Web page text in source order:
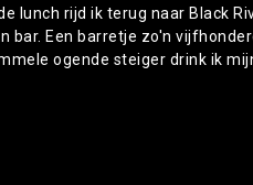
lunch rijd ik terug naar Black
bar. Een barretje zo'n
ogende steiger drink ik